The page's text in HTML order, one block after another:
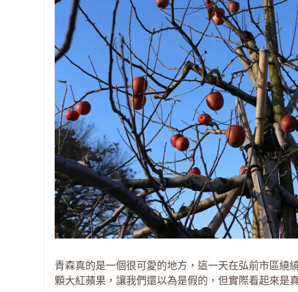
青森真的是一個很可愛的地方，這一天在弘前市區繞
顆大紅蘋果，讓我們還以為是假的，但實際看起來是